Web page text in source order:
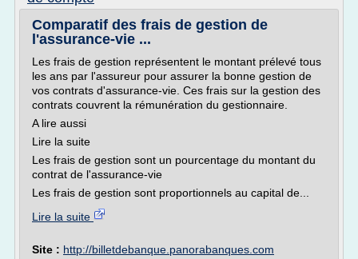
Comparatif des frais de gestion de
l'assurance-vie ...
Les frais de gestion représentent le montant prélevé tous
les ans par l'assureur pour assurer la bonne gestion de
vos contrats d'assurance-vie. Ces frais sur la gestion des
contrats couvrent la rémunération du gestionnaire.
A lire aussi
Lire la suite
Les frais de gestion sont un pourcentage du montant du
contrat de l'assurance-vie
Les frais de gestion sont proportionnels au capital de...
Lire la suite
Site : http://billetdebanque.panorabanques.com